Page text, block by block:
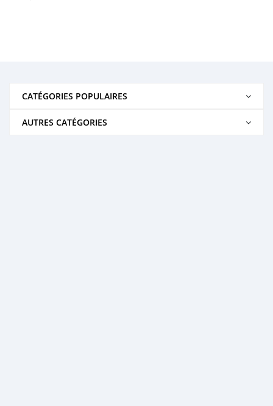
CATÉGORIES POPULAIRES
AUTRES CATÉGORIES